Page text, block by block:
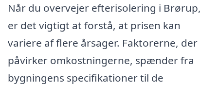
Når du overvejer efterisolering i Brørup,
er det vigtigt at forstå, at prisen kan
variere af flere årsager. Faktorerne, der
påvirker omkostningerne, spænder fra
bygningens specifikationer til de